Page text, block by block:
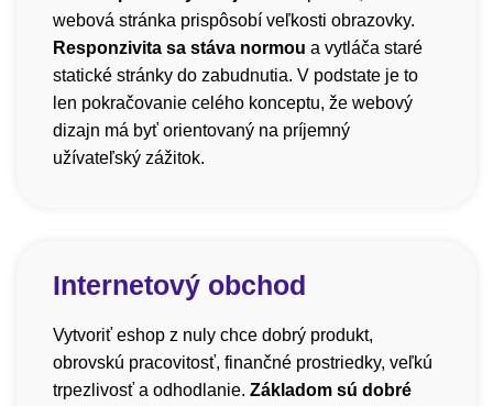
webová stránka prispôsobí veľkosti obrazovky.
Responzivita sa stáva normou a vytláča staré
statické stránky do zabudnutia. V podstate je to
len pokračovanie celého konceptu, že webový
dizajn má byť orientovaný na príjemný
užívateľský zážitok.
Internetový obchod
Vytvoriť eshop z nuly chce dobrý produkt,
obrovskú pracovitosť, finančné prostriedky, veľkú
trpezlivosť a odhodlanie. Základom sú dobré